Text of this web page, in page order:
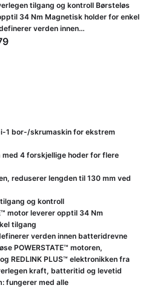
tilgang og kontroll Børsteløs
34 Nm Magnetisk holder for enkel
verden innen…
1 bor-/skrumaskin for ekstrem
4 forskjellige hoder for flere
reduserer lengden til 130 mm ved
og kontroll
motor leverer opptil 34 Nm
tilgang
verden innen batteridrevne
POWERSTATE™ motoren,
REDLINK PLUS™ elektronikken fra
kraft, batteritid og levetid
fungerer med alle